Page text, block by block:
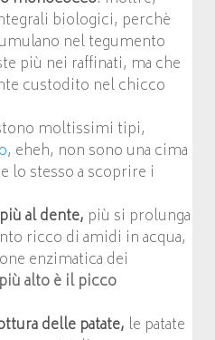
biologici, perchè
nel tegumento
più nei raffinati, ma che
custodito nel chicco
moltissimi tipi,
, eheh, non sono una cima
lo stesso a scoprire i
al dente, più si prolunga
ricco di amidi in acqua,
enzimatica dei
più alto è il picco
delle patate, le patate